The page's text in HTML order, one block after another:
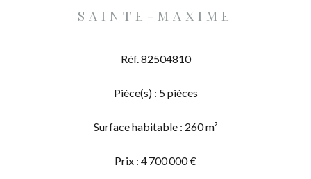
SAINTE-MAXIME
Réf. 82504810
Pièce(s) : 5 pièces
Surface habitable : 260 m²
Prix : 4 700 000 €